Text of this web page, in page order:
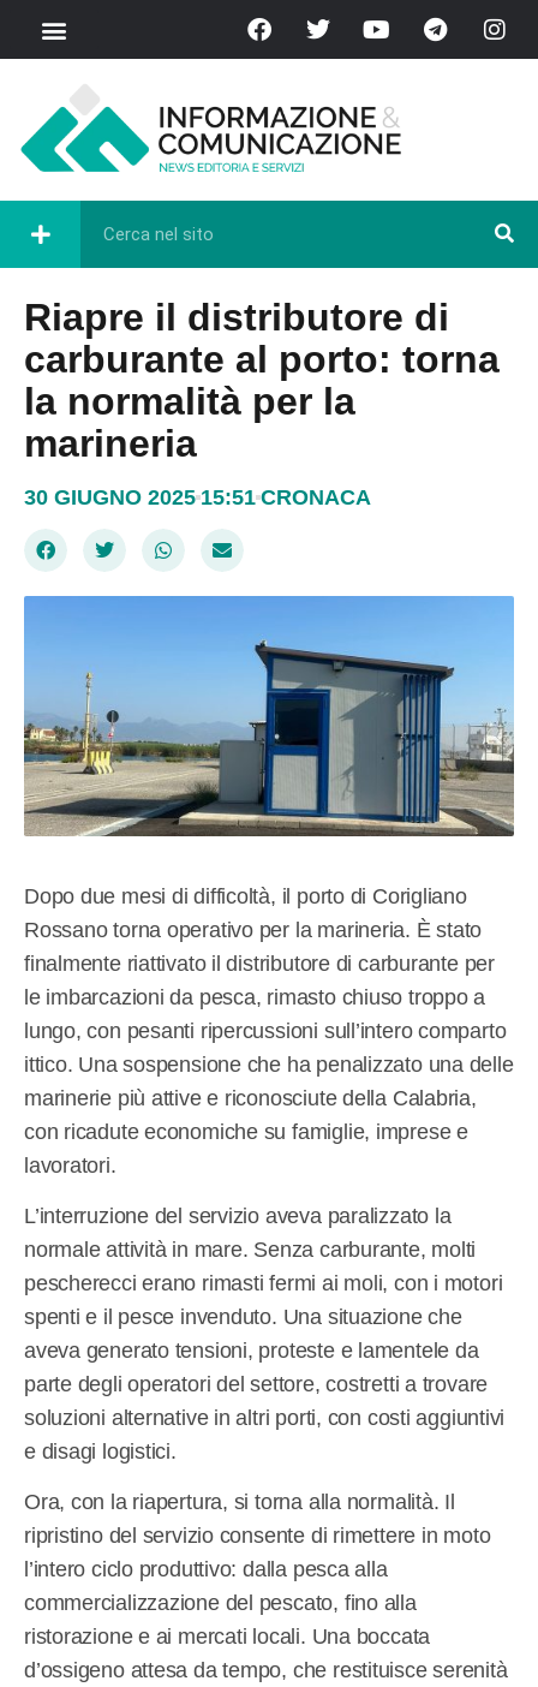
Riapre il distributore di
carburante al porto: torna
la normalità per la
marineria
30 GIUGNO 2025 15:51 CRONACA
Dopo due mesi di difficoltà, il porto di Corigliano
Rossano torna operativo per la marineria. È stato
finalmente riattivato il distributore di carburante per
le imbarcazioni da pesca, rimasto chiuso troppo a
lungo, con pesanti ripercussioni sull’intero comparto
ittico. Una sospensione che ha penalizzato una delle
marinerie più attive e riconosciute della Calabria,
con ricadute economiche su famiglie, imprese e
lavoratori.
L’interruzione del servizio aveva paralizzato la
normale attività in mare. Senza carburante, molti
pescherecci erano rimasti fermi ai moli, con i motori
spenti e il pesce invenduto. Una situazione che
aveva generato tensioni, proteste e lamentele da
parte degli operatori del settore, costretti a trovare
soluzioni alternative in altri porti, con costi aggiuntivi
e disagi logistici.
Ora, con la riapertura, si torna alla normalità. Il
ripristino del servizio consente di rimettere in moto
l’intero ciclo produttivo: dalla pesca alla
commercializzazione del pescato, fino alla
ristorazione e ai mercati locali. Una boccata
d’ossigeno attesa da tempo, che restituisce serenità